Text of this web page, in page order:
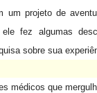
um projeto de
fez algumas
sobre sua
médicos que